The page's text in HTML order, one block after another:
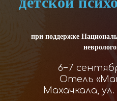
при поддержке
6−7
Отель
Махачкала,